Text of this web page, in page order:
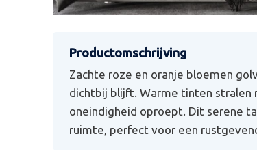
Zachte roze en oranje bloemen
dichtbij blijft. Warme tinten
oneindigheid oproept. Dit serene
ruimte, perfect voor een